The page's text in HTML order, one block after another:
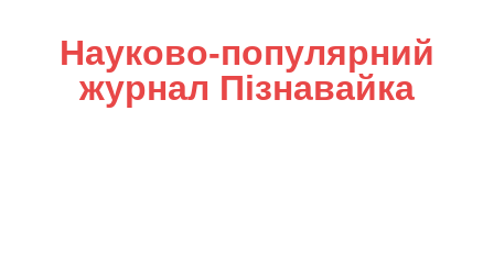
Науково-популярний
журнал Пізнавайка